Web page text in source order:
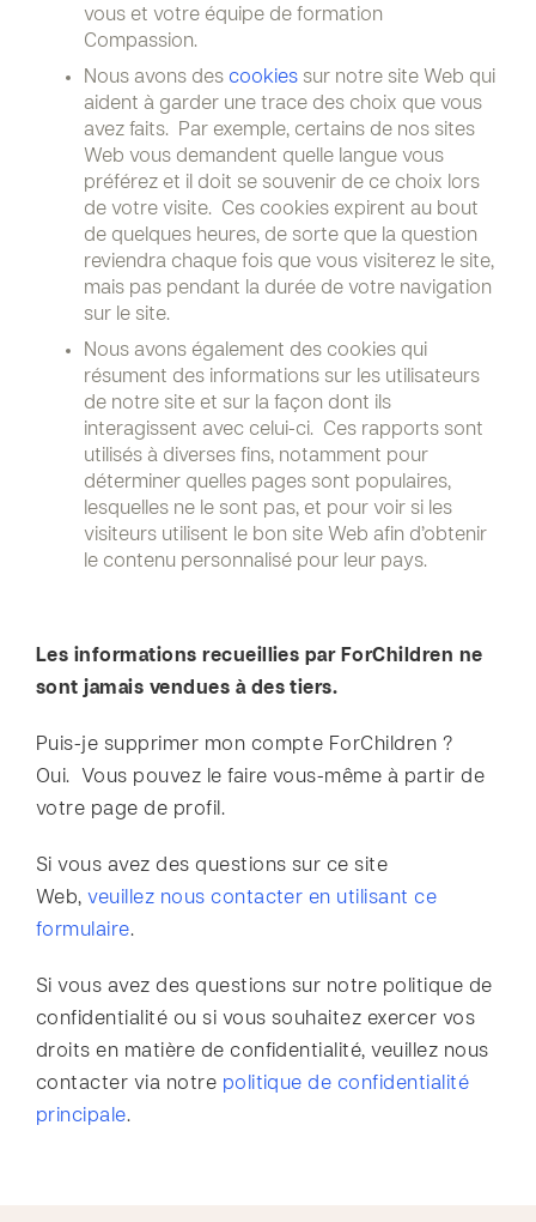
vous et votre équipe de formation
Compassion.
Nous avons des cookies sur notre site Web qui
aident à garder une trace des choix que vous
avez faits. Par exemple, certains de nos sites
Web vous demandent quelle langue vous
préférez et il doit se souvenir de ce choix lors
de votre visite. Ces cookies expirent au bout
de quelques heures, de sorte que la question
reviendra chaque fois que vous visiterez le site,
mais pas pendant la durée de votre navigation
sur le site.
Nous avons également des cookies qui
résument des informations sur les utilisateurs
de notre site et sur la façon dont ils
interagissent avec celui-ci. Ces rapports sont
utilisés à diverses fins, notamment pour
déterminer quelles pages sont populaires,
lesquelles ne le sont pas, et pour voir si les
visiteurs utilisent le bon site Web afin d’obtenir
le contenu personnalisé pour leur pays.
Les informations recueillies par ForChildren ne
sont jamais vendues à des tiers.
Puis-je supprimer mon compte ForChildren ?
Oui. Vous pouvez le faire vous-même à partir de
votre page de profil.
Si vous avez des questions sur ce site
Web,veuillez nous contacter en utilisant ce
formulaire.
Si vous avez des questions sur notre politique de
confidentialité ou si vous souhaitez exercer vos
droits en matière de confidentialité, veuillez nous
contacter via notre politique de confidentialité
principale.